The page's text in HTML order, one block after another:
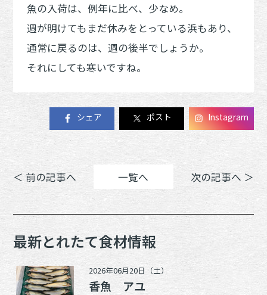
魚の入荷は、例年に比べ、少なめ。
週が明けてもまだ休みをとっている浜もあり、
通常に戻るのは、週の後半でしょうか。
それにしても寒いですね。
シェア ポスト Instagram
＜ 前の記事へ 一覧へ 次の記事へ ＞
最新とれたて食材情報
2026年06月20日（土）
香魚 アユ